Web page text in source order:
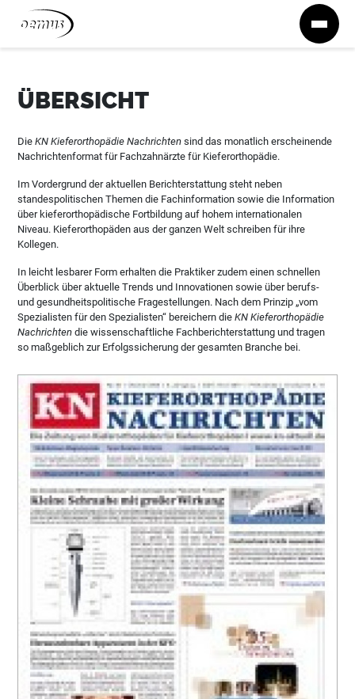
Zum Inhalt springen
ÜBERSICHT
DieKN Kieferorthopädie Nachrichten sind das monatlich erscheinende
Nachrichtenformat für Fachzahnärzte für Kieferorthopädie.
Im Vordergrund der aktuellen Berichterstattung steht neben
standespolitischen Themen die Fachinformation sowie die Information
über kieferorthopädische Fortbildung auf hohem internationalen
Niveau. Kieferorthopäden aus der ganzen Welt schreiben für ihre
Kollegen.
In leicht lesbarer Form erhalten die Praktiker zudem einen schnellen
Überblick über aktuelle Trends und Innovationen sowie über berufs-
und gesundheitspolitische Fragestellungen. Nach dem Prinzip „vom
Spezialisten für den Spezialisten“ bereichern dieKN Kieferorthopädie
Nachrichten die wissenschaftliche Fachberichterstattung und tragen
so maßgeblich zur Erfolgssicherung der gesamten Branche bei.